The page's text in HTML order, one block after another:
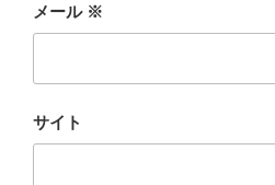
メール ※
サイト